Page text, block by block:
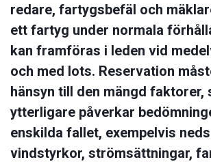
redare, fartygsbefäl och
ett fartyg under normala
kan framföras i leden vid
och med lots. Reservation
hänsyn till den mängd faktorer,
ytterligare påverkar
enskilda fallet, exempelvis
vindstyrkor, strömsättningar,